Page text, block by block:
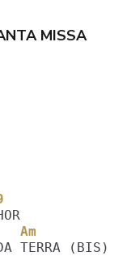
MISSA
Am
TERRA (BIS)